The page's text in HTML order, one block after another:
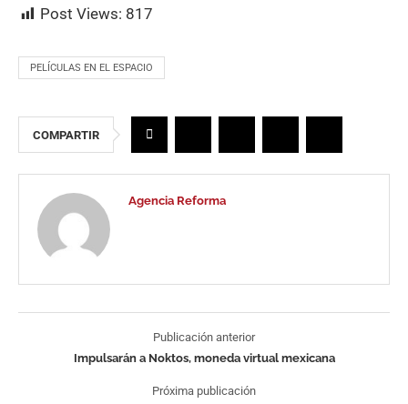
Post Views: 817
PELÍCULAS EN EL ESPACIO
COMPARTIR
Agencia Reforma
Publicación anterior
Impulsarán a Noktos, moneda virtual mexicana
Próxima publicación